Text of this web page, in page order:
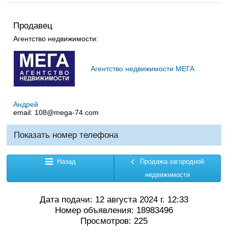
Продавец
Агентство недвижимости:
Агентство недвижимости МЕГА
Андрей
email: 108@mega-74.com
Показать номер телефона
Назад
Продажа загородной
недвижимости
Дата подачи: 12 августа 2024 г. 12:33
Номер объявления: 18983496
Просмотров: 225